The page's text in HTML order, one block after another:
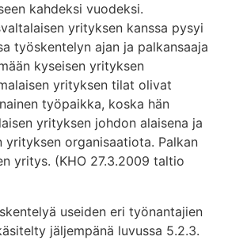
kahdeksi vuodeksi.
yrityksen kanssa pysyi
työskentelyn ajan ja palkansaaja
kyseisen yrityksen
yrityksen tilat olivat
työpaikka, koska hän
yrityksen johdon alaisena ja
yrityksen organisaatiota. Palkan
yritys. (KHO 27.3.2009 taltio
useiden eri työnantajien
jäljempänä luvussa 5.2.3.